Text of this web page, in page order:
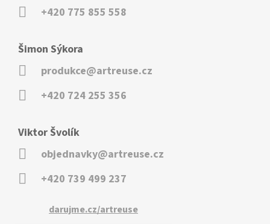
+420 775 855 558
Šimon Sýkora
produkce@artreuse.cz
+420 724 255 356
Viktor Švolík
objednavky@artreuse.cz
+420 739 499 237
darujme.cz/artreuse